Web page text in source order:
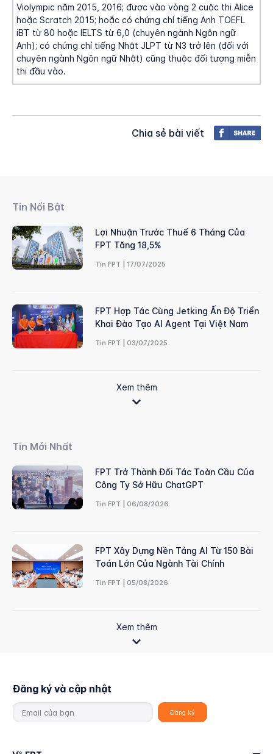
Violympic năm 2015, 2016; được vào vòng 2 cuộc thi Alice
hoặc Scratch 2015; hoặc có chứng chỉ tiếng Anh TOEFL
iBT từ 80 hoặc IELTS từ 6,0 (chuyên ngành Ngôn ngữ
Anh); có chứng chỉ tiếng Nhật JLPT từ N3 trở lên (đối với
chuyên ngành Ngôn ngữ Nhật) cũng thuộc đối tượng miễn
thi đầu vào.
Chia sẻ bài viết
Tin Nổi Bật
Lợi Nhuận Trước Thuế 6 Tháng Của
FPT Tăng 18,5%
Tin FPT | 17/07/2025
FPT Hợp Tác Cùng Jetking Ấn Độ Triển
Khai Đào Tạo AI Agent Tại Việt Nam
Tin FPT | 03/07/2025
Xem thêm
Tin Mới Nhất
FPT Trở Thành Đối Tác Toàn Cầu Của
Công Ty Sở Hữu ChatGPT
Tin FPT | 06/08/2026
FPT Xây Dựng Nền Tảng AI Từ 150 Bài
Toán Lớn Của Ngành Tài Chính
Tin FPT | 05/08/2026
Xem thêm
Đăng ký và cập nhật